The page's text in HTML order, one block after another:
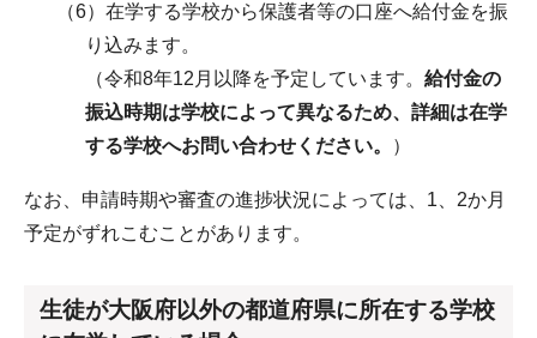
（6）在学する学校から保護者等の口座へ給付金を振
り込みます。
（令和8年12月以降を予定しています。給付金の
振込時期は学校によって異なるため、詳細は在学
する学校へお問い合わせください。
）
なお、申請時期や審査の進捗状況によっては、1、2か月
予定がずれこむことがあります。
生徒が大阪府以外の都道府県に所在する学校